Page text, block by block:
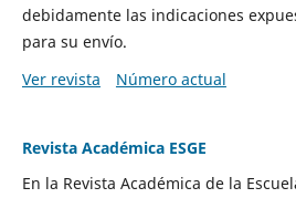
debidamente las indicaciones
para su envío.
Ver revista
Número actual
Revista Académica ESGE
En la Revista Académica de la